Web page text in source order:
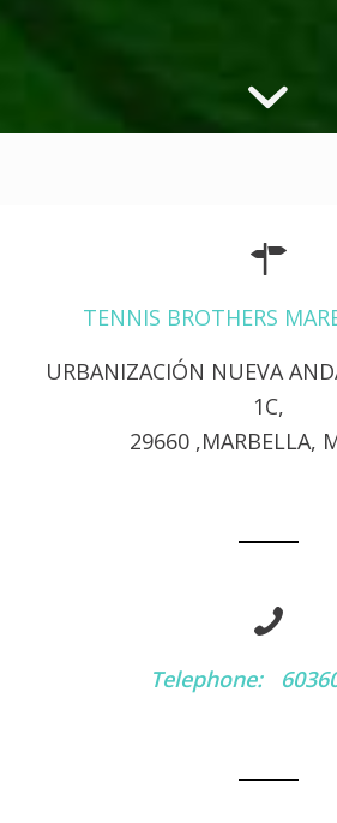
TENNIS BROTHERS
URBANIZACIÓN NUEVA
1C,
​29660 ,MARBELLA,
​Telephone: